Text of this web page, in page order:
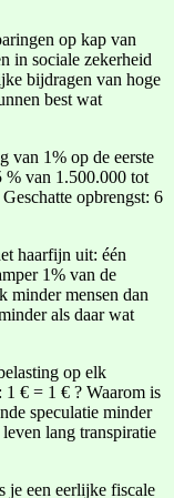
op kap van
in sociale zekerheid
bijdragen van hoge
best wat
van 1% op de eerste
% van 1.500.000 tot
opbrengst: 6
haarfijn uit: één
1% van de
minder mensen dan
als daar wat
op elk
€ = 1 € ? Waarom is
speculatie minder
lang transpiratie
je een eerlijke fiscale